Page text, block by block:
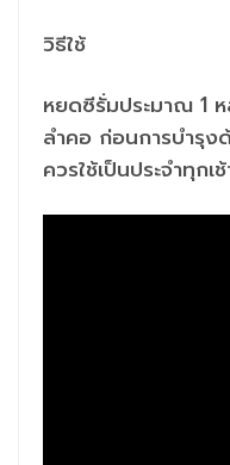
วิธีใช้
หยดซีรั่มประมาณ 1
ลำคอ ก่อนการบำรุ
ควรใช้เป็นประจำทุก